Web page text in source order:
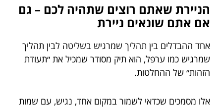
הניירת שאתם רוצים שתהיה לכם – גם
אם אתם שונאים ניירת
אחד ההבדלים בין תהליך שמרגיש בשליטה לבין תהליך
שמרגיש כמו ערפל, הוא תיק מסודר שמכיל את ״תעודת
הזהות״ של ההחלטות.
אלו מסמכים שכדאי לשמור במקום אחד, נגיש, עם שמות